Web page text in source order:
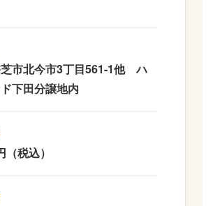
市北今市3丁目561-1他 ハ
下田分譲地内
税込）